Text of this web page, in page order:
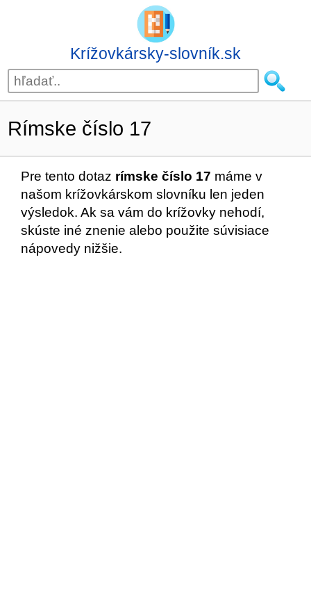
Krížovkársky-slovník.sk
Rímske číslo 17
Pre tento dotaz rímske číslo 17 máme v
našom krížovkárskom slovníku len jeden
výsledok. Ak sa vám do krížovky nehodí,
skúste iné znenie alebo použite súvisiace
nápovedy nižšie.